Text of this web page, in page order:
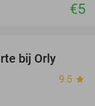
€5
bij Orly
9.5 star